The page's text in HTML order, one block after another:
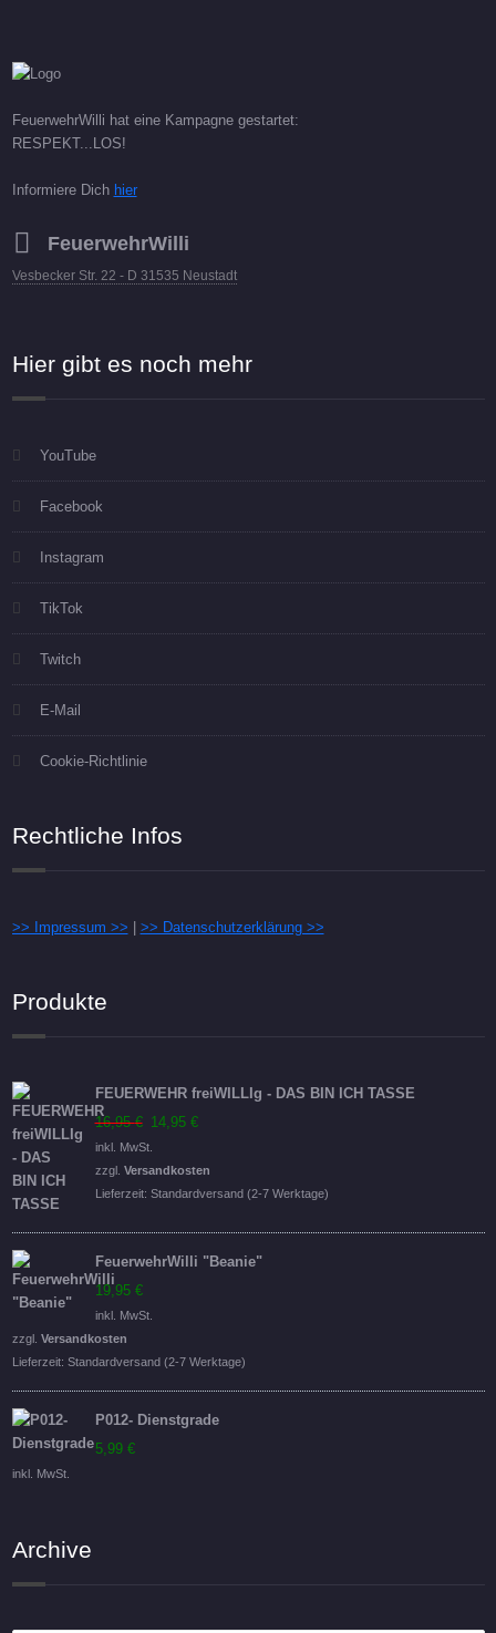
FeuerwehrWilli hat eine Kampagne gestartet:
RESPEKT...LOS!
Informiere Dich hier
FeuerwehrWilli
Vesbecker Str. 22 - D 31535 Neustadt
Hier gibt es noch mehr
YouTube
Facebook
Instagram
TikTok
Twitch
E-Mail
Cookie-Richtlinie
Rechtliche Infos
>> Impressum >> >> Datenschutzerklärung >>
Produkte
FEUERWEHR freiWILLIg - DAS BIN ICH TASSE
16,95€ Ursprünglicher
Preis
war:
16,95 €
14,95 €
ist:
14,95 €.
inkl. MwSt.
zzgl. Versandkosten
Lieferzeit: Standardversand (2-7 Werktage)
FeuerwehrWilli "Beanie"
19,95 €
inkl. MwSt.
zzgl. Versandkosten
Lieferzeit: Standardversand (2-7 Werktage)
P012- Dienstgrade
5,99 €
inkl. MwSt.
Archive